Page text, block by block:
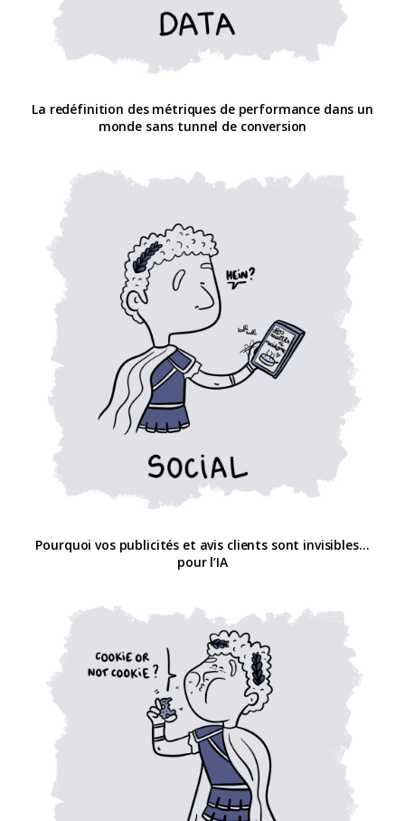
La redéfinition des métriques de performance dans un
monde sans tunnel de conversion
Pourquoi vos publicités et avis clients sont invisibles…
pour l’IA